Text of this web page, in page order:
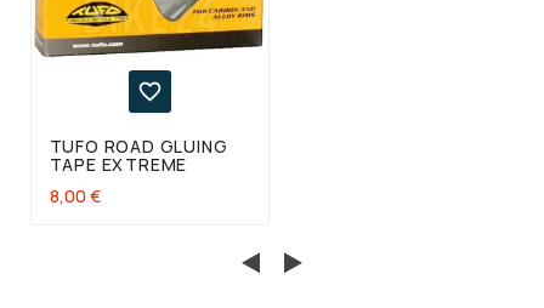

TUFO ROAD GLUING
TAPE EXTREME
8,00 €